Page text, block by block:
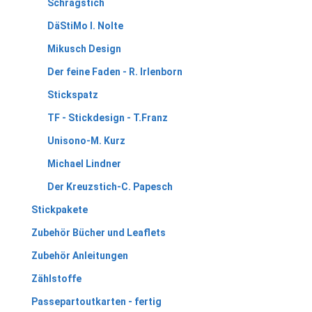
Schrägstich
DäStiMo I. Nolte
Mikusch Design
Der feine Faden - R. Irlenborn
Stickspatz
TF - Stickdesign - T.Franz
Unisono-M. Kurz
Michael Lindner
Der Kreuzstich-C. Papesch
Stickpakete
Zubehör Bücher und Leaflets
Zubehör Anleitungen
Zählstoffe
Passepartoutkarten - fertig